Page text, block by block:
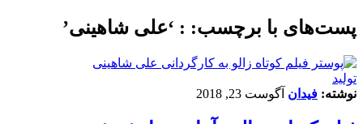
پست‌های با برچسب: : ‘علی شاهینی’
تولید
نوشته: فیدان آگوست 23, 2018